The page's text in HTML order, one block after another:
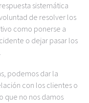
sistemática
de resolver los
como ponerse a
o dejar pasar los
podemos dar la
con los clientes o
que no nos damos